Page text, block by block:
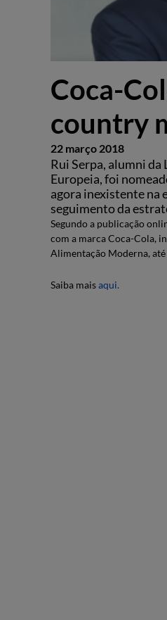
Coca-
country
22 março 2018
Rui Serpa, alumni
Europeia, foi
agora inexistente na
seguimento da
Segundo a publicação
com a marca Coca-Cola,
Alimentação Moderna,
Saiba maisaqui.